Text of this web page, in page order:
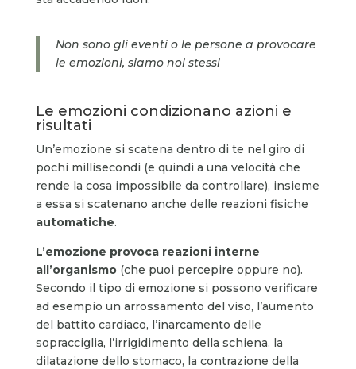
Non sono gli eventi o le persone a provocare
le emozioni, siamo noi stessi
Le emozioni condizionano azioni e
risultati
Un’emozione si scatena dentro di te nel giro di
pochi millisecondi (e quindi a una velocità che
rende la cosa impossibile da controllare), insieme
a essa si scatenano anche delle reazioni fisiche
automatiche.
L’emozione provoca reazioni interne
all’organismo(che puoi percepire oppure no).
Secondo il tipo di emozione si possono verificare
ad esempio un arrossamento del viso, l’aumento
del battito cardiaco, l’inarcamento delle
sopracciglia, l’irrigidimento della schiena. la
dilatazione dello stomaco, la contrazione della